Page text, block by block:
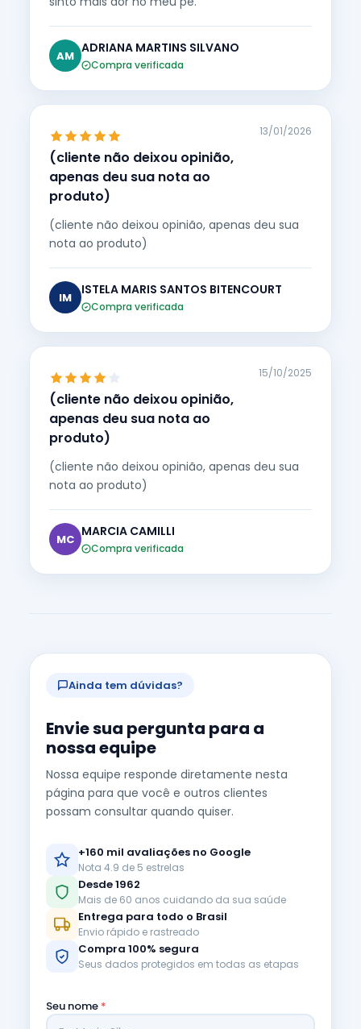
AM
ADRIANA MARTINS SILVANO
Compra verificada
(cliente não deixou opinião,
apenas deu sua nota ao
produto)
13/01/2026
(cliente não deixou opinião, apenas deu sua
nota ao produto)
IM
ISTELA MARIS SANTOS BITENCOURT
Compra verificada
(cliente não deixou opinião,
apenas deu sua nota ao
produto)
15/10/2025
(cliente não deixou opinião, apenas deu sua
nota ao produto)
MC
MARCIA CAMILLI
Compra verificada
Ainda tem dúvidas?
Envie sua pergunta para a
nossa equipe
Nossa equipe responde diretamente nesta
página para que você e outros clientes
possam consultar quando quiser.
+160 mil avaliações no Google
Nota 4.9 de 5 estrelas
Desde 1962
Mais de 60 anos cuidando da sua saúde
Entrega para todo o Brasil
Envio rápido e rastreado
Compra 100% segura
Seus dados protegidos em todas as etapas
Seu nome *